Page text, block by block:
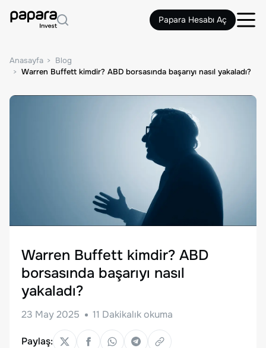
Papara Hesabı Aç
Anasayfa
Blog
Warren Buffett kimdir? ABD borsasında başarıyı nasıl yakaladı?
Warren Buffett kimdir? ABD
borsasında başarıyı nasıl
yakaladı?
23 May 2025 11 Dakikalık okuma
Paylaş: